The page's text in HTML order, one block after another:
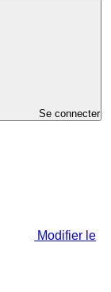
Se connecter
Modifier le